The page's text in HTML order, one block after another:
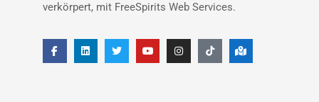
verkörpert, mit FreeSpirits Web Services.